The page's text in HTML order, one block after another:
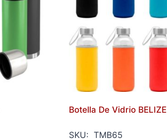
Botella De Vidrio BELIZE
SKU: TMB65